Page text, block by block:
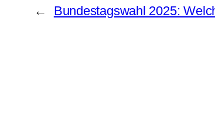
← Bundestagswahl 2025: